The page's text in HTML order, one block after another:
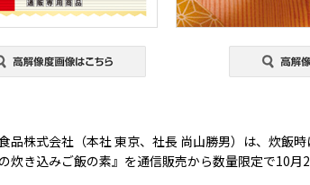
品株式会社（本社 東京、社長 尚山勝男）は、炊飯
炊き込みご飯の素』を通信販売から数量限定で10月